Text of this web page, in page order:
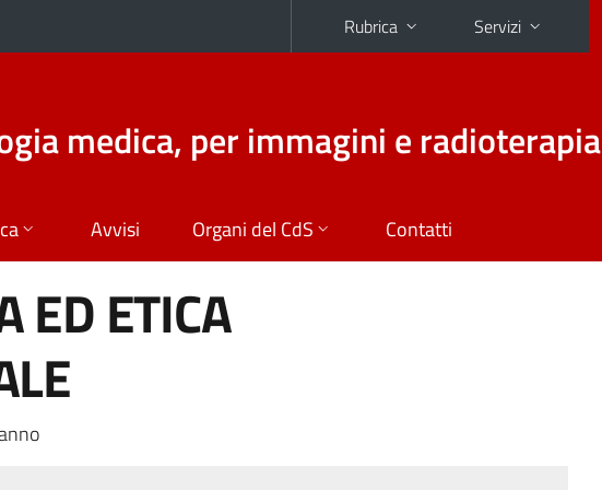
Rubrica Servizi
medica, per immagini e radioterapia
Avvisi Organi del CdS Contatti
ED ETICA